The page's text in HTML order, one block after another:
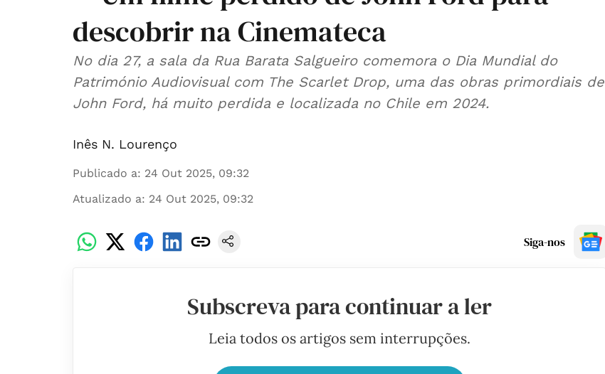
descobrir na Cinemateca
No dia 27, a sala da Rua Barata Salgueiro comemora o Dia Mundial do
Património Audiovisual com The Scarlet Drop, uma das obras primordiais de
John Ford, há muito perdida e localizada no Chile em 2024.
Inês N. Lourenço
Publicado a: 24 Out 2025, 09:32
Atualizado a: 24 Out 2025, 09:32
Siga-nos
Subscreva para continuar a ler
Leia todos os artigos sem interrupções.